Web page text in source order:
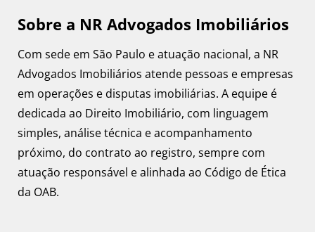
Sobre a NR Advogados Imobiliários
Com sede em São Paulo e atuação nacional, a NR
Advogados Imobiliários atende pessoas e empresas
em operações e disputas imobiliárias. A equipe é
dedicada ao Direito Imobiliário, com linguagem
simples, análise técnica e acompanhamento
próximo, do contrato ao registro, sempre com
atuação responsável e alinhada ao Código de Ética
da OAB.